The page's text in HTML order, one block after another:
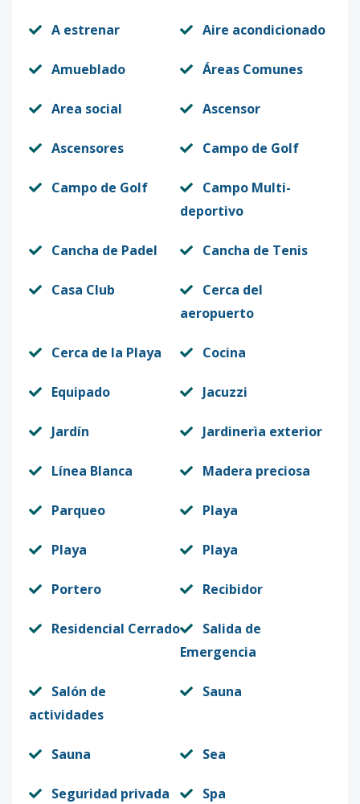
A estrenar Aire acondicionado
Amueblado Áreas Comunes
Area social Ascensor
Ascensores Campo de Golf
Campo de Golf
Campo Multi-
deportivo
Cancha de Padel Cancha de Tenis
Casa Club
Cerca del
aeropuerto
Cerca de la Playa Cocina
Equipado Jacuzzi
Jardín Jardinerìa exterior
Línea Blanca Madera preciosa
Parqueo Playa
Playa Playa
Portero Recibidor
Residencial Cerrado
Salida de
Emergencia
Salón de
actividades
Sauna
Sauna Sea
Seguridad privada Spa